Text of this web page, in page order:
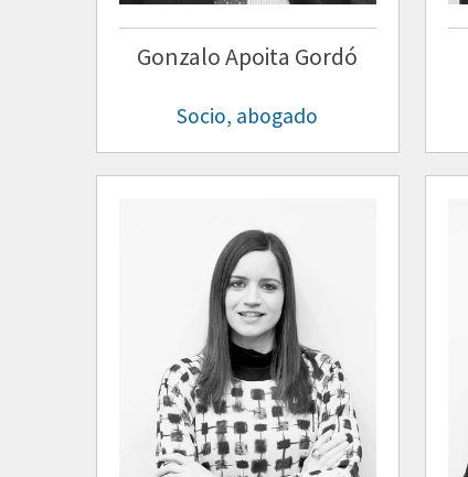
Gonzalo Apoita Gordó
Socio, abogado